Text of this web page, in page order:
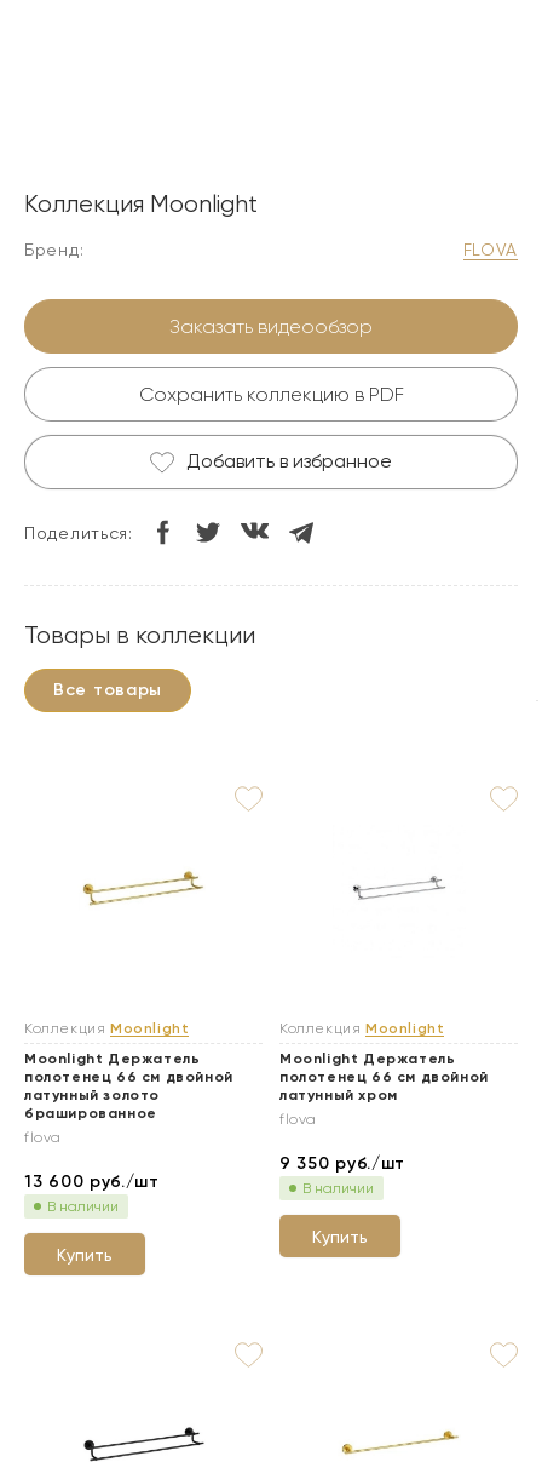
Коллекция Moonlight
Бренд: FLOVA
Заказать видеообзор
Сохранить коллекцию в PDF
Добавить в избранное
Поделиться:
Товары в коллекции
Все товары
Коллекция Moonlight
Moonlight Держатель
полотенец 66 см двойной
латунный золото
брашированное
flova
13 600 руб./шт
В наличии
Купить
Коллекция Moonlight
Moonlight Держатель
полотенец 66 см двойной
латунный хром
flova
9 350 руб./шт
В наличии
Купить